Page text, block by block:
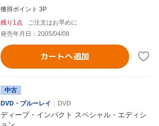
獲得ポイント 3P
残り1点
ご注文はお早めに
発売年月日：2005/04/08
カートへ追加
中古
DVD・ブルーレイ
DVD
ディープ・インパクト スペシャル・エディシ
ョン